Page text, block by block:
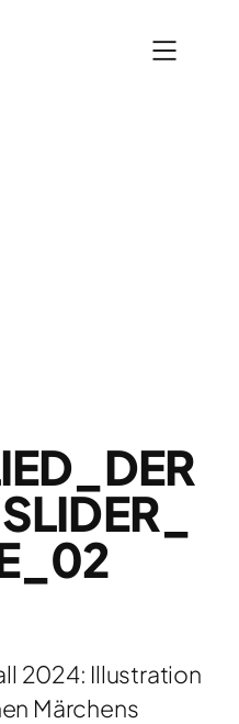
2024: Illustration
Märchens